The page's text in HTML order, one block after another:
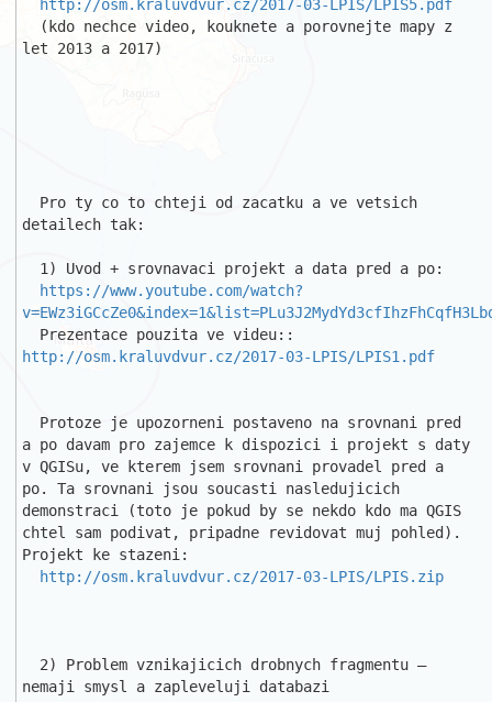
http://osm.kraluvdvur.cz/2017-03-LPIS/LPIS5.pdf
let 2013 a 2017)
detailech tak:
https://www.youtube.com/watch?
http://osm.kraluvdvur.cz/2017-03-LPIS/LPIS1.pdf
a po davam pro zajemce k dispozici i projekt s daty
v QGISu, ve kterem jsem srovnani provadel pred a
po. Ta srovnani jsou soucasti nasledujicich
demonstraci (toto je pokud by se nekdo kdo ma QGIS
chtel sam podivat, pripadne revidovat muj pohled).
Projekt ke stazeni:
http://osm.kraluvdvur.cz/2017-03-LPIS/LPIS.zip
nemaji smysl a zapleveluji databazi